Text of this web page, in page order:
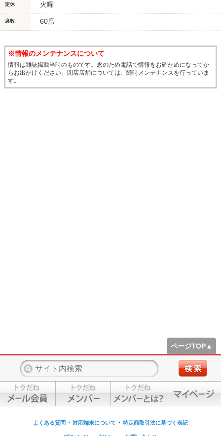
定休 火曜
席数 60席
※情報のメンテナンスについて
情報は雑誌掲載当時のものです。念のため電話で情報をお確かめになってか
らお出かけください。閉店店舗については、随時メンテナンスを行っていま
す。
ページTOP▲
よくある質問 ・ 対応端末について ・ 特定商取引法に基づく表記